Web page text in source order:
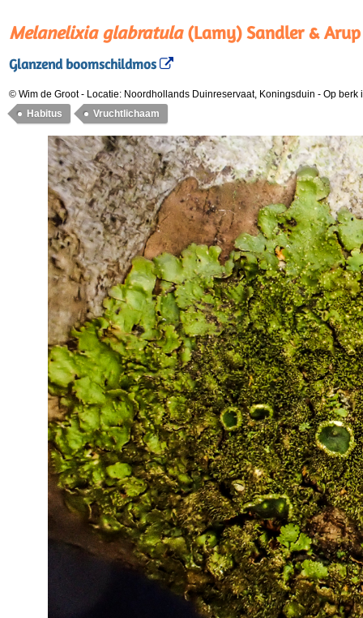
Melanelixia glabratula(Lamy) Sandler & Arup
Glanzend boomschildmos
© Wim de Groot- Locatie: Noordhollands Duinreservaat, Koningsduin - Op berk
Habitus
Vruchtlichaam